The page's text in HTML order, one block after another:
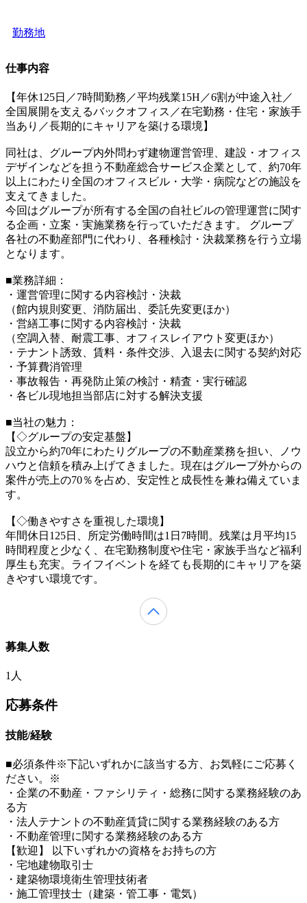
勤務地
仕事内容
【年休125日／7時間勤務／平均残業15H／6割が中途入社／
全国展開を支えるバックオフィス／在宅勤務・住宅・家族手
当あり／長期的にキャリアを築ける環境】
同社は、グループ内外問わず建物運営管理、建設・オフィス
デザインなどを担う不動産総合サービス企業として、約70年
以上にわたり全国のオフィスビル・大学・病院などの施設を
支えてきました。
今回はグループが所有する全国の自社ビルの管理運営に関す
る企画・立案・実施業務を行っていただきます。 グループ
各社の不動産部門に代わり、各種検討・決裁業務を行う立場
となります。
■業務詳細：
・運営管理に関する内容検討・決裁
（館内規則変更、消防届出、委託先変更ほか）
・営繕工事に関する内容検討・決裁
（空調入替、耐震工事、オフィスレイアウト変更ほか）
・テナント誘致、賃料・条件交渉、入退去に関する契約対応
・予算費消管理
・事故報告・再発防止策の検討・精査・実行確認
・各ビル現地担当部店に対する解決支援
■当社の魅力：
【◇グループの安定基盤】
設立から約70年にわたりグループの不動産業務を担い、ノウ
ハウと信頼を積み上げてきました。現在はグループ外からの
案件が売上の70％を占め、安定性と成長性を兼ね備えていま
す。
【◇働きやすさを重視した環境】
年間休日125日、所定労働時間は1日7時間。残業は月平均15
時間程度と少なく、在宅勤務制度や住宅・家族手当など福利
厚生も充実。ライフイベントを経ても長期的にキャリアを築
きやすい環境です。
募集人数
1人
応募条件
技能/経験
■必須条件※下記いずれかに該当する方、お気軽にご応募く
ださい。※
・企業の不動産・ファシリティ・総務に関する業務経験のあ
る方
・法人テナントの不動産賃貸に関する業務経験のある方
・不動産管理に関する業務経験のある方
【歓迎】 以下いずれかの資格をお持ちの方
・宅地建物取引士
・建築物環境衛生管理技術者
・施工管理技士（建築・管工事・電気）